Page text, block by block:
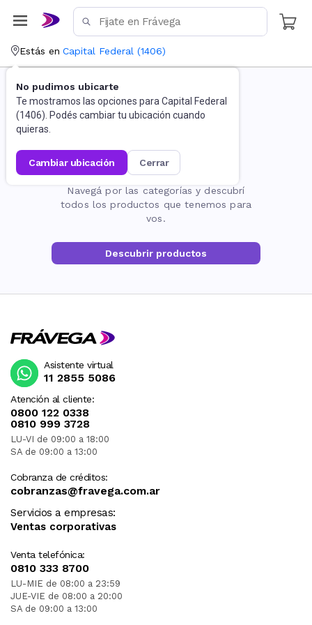
Estás en Capital Federal (1406)
No pudimos ubicarte
Te mostramos las opciones para Capital Federal
(1406). Podés cambiar tu ubicación cuando
quieras.
cambiar ubicación cerrar
La página no existe
Navegá por las categorías y descubrí
todos los productos que tenemos para
vos.
Descubrir productos
Atención al cliente:
0800 122 0338
0810 999 3728
LU-VI de 09:00 a 18:00
SA de 09:00 a 13:00
Cobranza de créditos:
cobranzas@fravega.com.ar
Servicios a empresas:
Ventas corporativas
Venta telefónica:
0810 333 8700
LU-MIE de 08:00 a 23:59
JUE-VIE de 08:00 a 20:00
SA de 09:00 a 13:00
Asistente virtual
11 2855 5086